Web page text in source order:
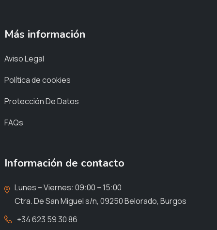
Más información
Aviso Legal
Política de cookies
Protección De Datos
FAQs
Información de contacto
Lunes – Viernes: 09:00 – 15:00
Ctra. De San Miguel s/n, 09250 Belorado, Burgos
+34 623 59 30 86